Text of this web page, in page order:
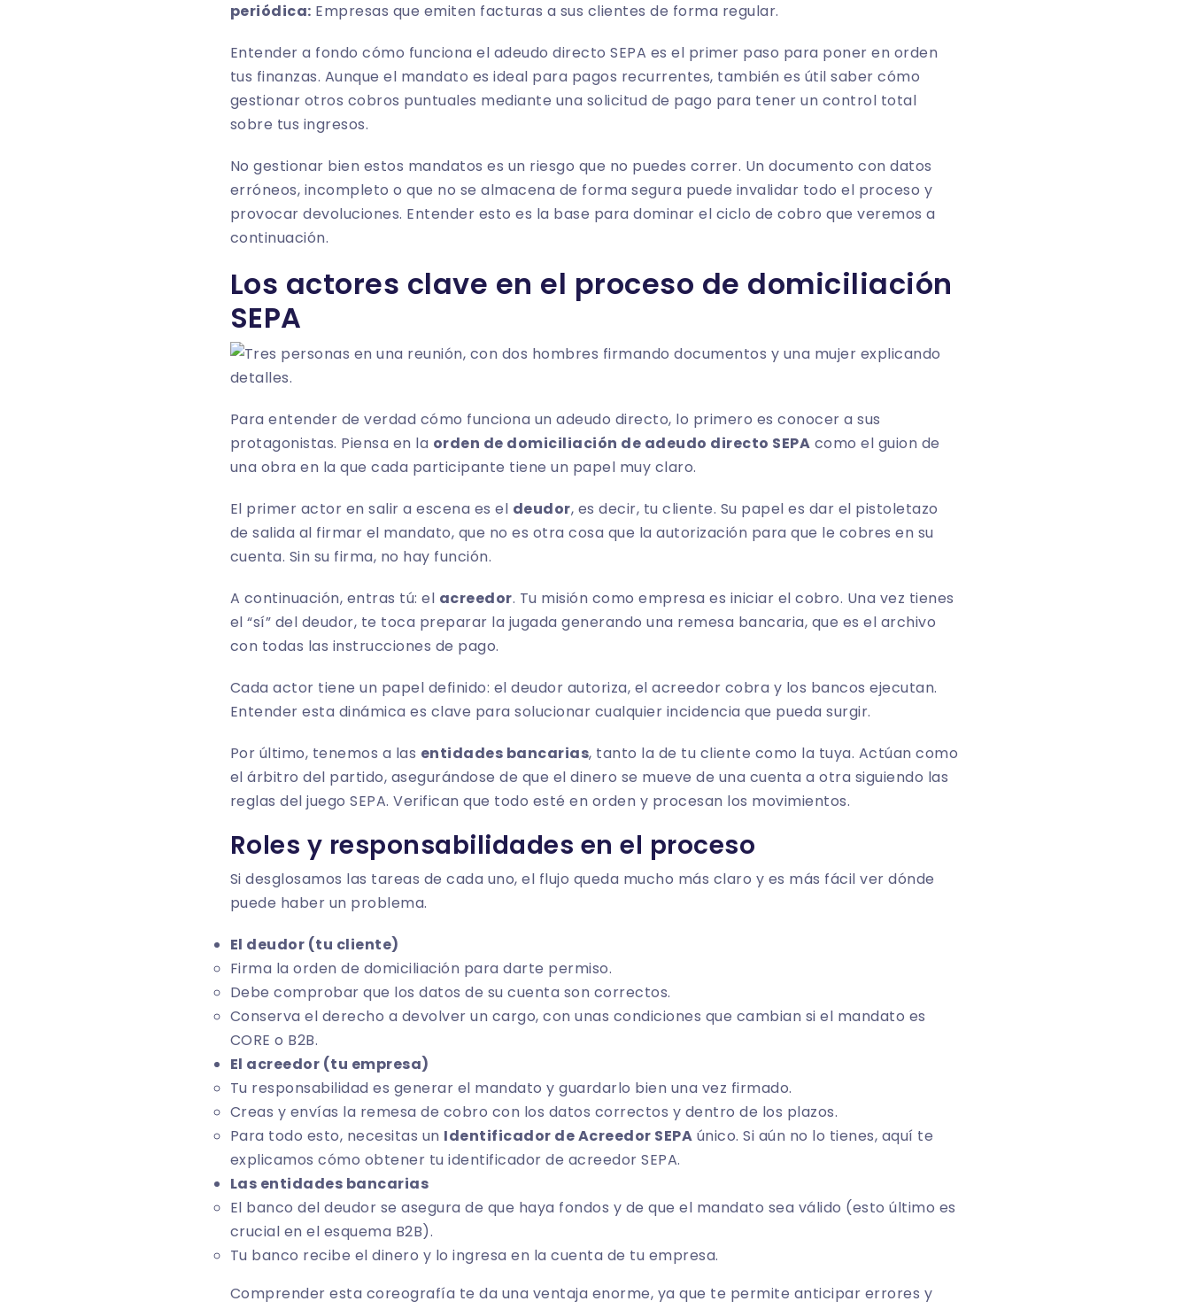
periódica: Empresas que emiten facturas a sus clientes de forma regular.
Entender a fondo cómo funciona el adeudo directo SEPA es el primer paso para poner en orden
tus finanzas. Aunque el mandato es ideal para pagos recurrentes, también es útil saber cómo
gestionar otros cobros puntuales mediante una solicitud de pago para tener un control total
sobre tus ingresos.
No gestionar bien estos mandatos es un riesgo que no puedes correr. Un documento con datos
erróneos, incompleto o que no se almacena de forma segura puede invalidar todo el proceso y
provocar devoluciones. Entender esto es la base para dominar el ciclo de cobro que veremos a
continuación.
Los actores clave en el proceso de domiciliación
SEPA
Para entender de verdad cómo funciona un adeudo directo, lo primero es conocer a sus
protagonistas. Piensa en la orden de domiciliación de adeudo directo SEPA como el guion de
una obra en la que cada participante tiene un papel muy claro.
El primer actor en salir a escena es el deudor, es decir, tu cliente. Su papel es dar el pistoletazo
de salida al firmar el mandato, que no es otra cosa que la autorización para que le cobres en su
cuenta. Sin su firma, no hay función.
A continuación, entras tú: el acreedor. Tu misión como empresa es iniciar el cobro. Una vez tienes
el “sí” del deudor, te toca preparar la jugada generando una remesa bancaria, que es el archivo
con todas las instrucciones de pago.
Cada actor tiene un papel definido: el deudor autoriza, el acreedor cobra y los bancos ejecutan.
Entender esta dinámica es clave para solucionar cualquier incidencia que pueda surgir.
Por último, tenemos a las entidades bancarias, tanto la de tu cliente como la tuya. Actúan como
el árbitro del partido, asegurándose de que el dinero se mueve de una cuenta a otra siguiendo las
reglas del juego SEPA. Verifican que todo esté en orden y procesan los movimientos.
Roles y responsabilidades en el proceso
Si desglosamos las tareas de cada uno, el flujo queda mucho más claro y es más fácil ver dónde
puede haber un problema.
El deudor (tu cliente)
Firma la orden de domiciliación para darte permiso.
Debe comprobar que los datos de su cuenta son correctos.
Conserva el derecho a devolver un cargo, con unas condiciones que cambian si el mandato es
CORE o B2B.
El acreedor (tu empresa)
Tu responsabilidad es generar el mandato y guardarlo bien una vez firmado.
Creas y envías la remesa de cobro con los datos correctos y dentro de los plazos.
Para todo esto, necesitas un Identificador de Acreedor SEPA único. Si aún no lo tienes, aquí te
explicamos cómo obtener tu identificador de acreedor SEPA.
Las entidades bancarias
El banco del deudor se asegura de que haya fondos y de que el mandato sea válido (esto último es
crucial en el esquema B2B).
Tu banco recibe el dinero y lo ingresa en la cuenta de tu empresa.
Comprender esta coreografía te da una ventaja enorme, ya que te permite anticipar errores y